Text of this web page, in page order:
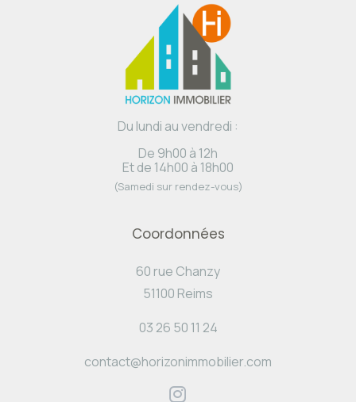
Du lundi au vendredi :
De 9h00 à 12h
Et de 14h00 à 18h00
(Samedi sur rendez-vous)
Coordonnées
60 rue Chanzy
51100 Reims
03 26 50 11 24
contact@horizonimmobilier.com